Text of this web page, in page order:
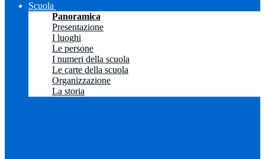
Scuola
Panoramica
Presentazione
I luoghi
Le persone
I numeri della scuola
Le carte della scuola
Organizzazione
La storia